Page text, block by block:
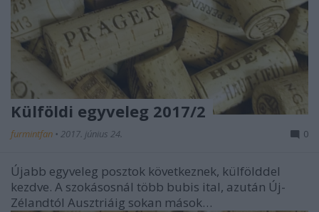
Külföldi egyveleg 2017/2
furmintfan • 2017. június 24. 0
Újabb egyveleg posztok következnek, külfölddel
kezdve. A szokásosnál több bubis ital, azután Új-
Zélandtól Ausztriáig sokan mások…